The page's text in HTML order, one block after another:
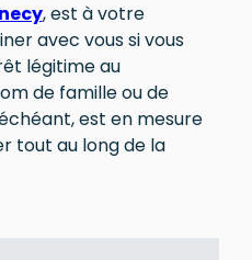
, est à votre
avec vous si vous
légitime au
de famille ou de
est en mesure
tout au long de la